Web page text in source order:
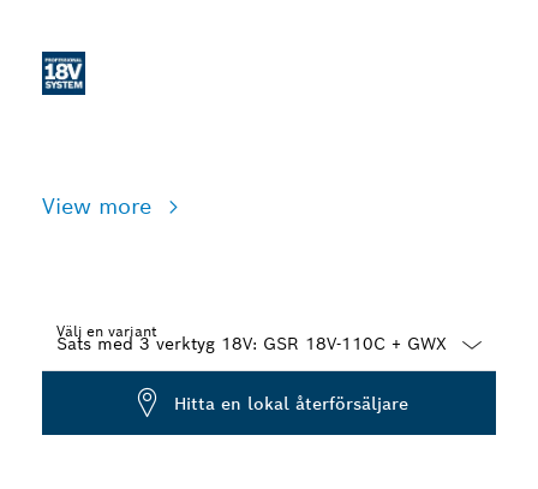
View more
Välj en variant
Hitta en lokal återförsäljare